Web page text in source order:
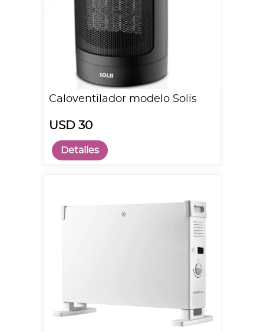
Caloventilador modelo Solis
USD 30
Detalles